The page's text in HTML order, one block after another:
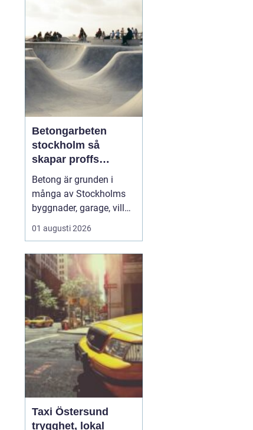
Betongarbeten
stockholm så
skapar proffs
hållbara
konstruktioner
Betong är grunden i
många av Stockholms
byggnader, garage, villor
och industrifastigheter.
När man pratar om
Stockholm handlar det
både om stabila grunder,
välgjutna stommar och
snygga ytor som håller
länge. För den som
planerar ett byg...
01 augusti 2026
Taxi Östersund
trygghet, lokal